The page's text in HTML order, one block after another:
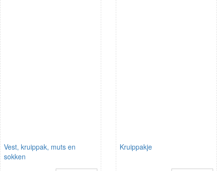
Vest, kruippak, muts en
sokken
Kruippakje